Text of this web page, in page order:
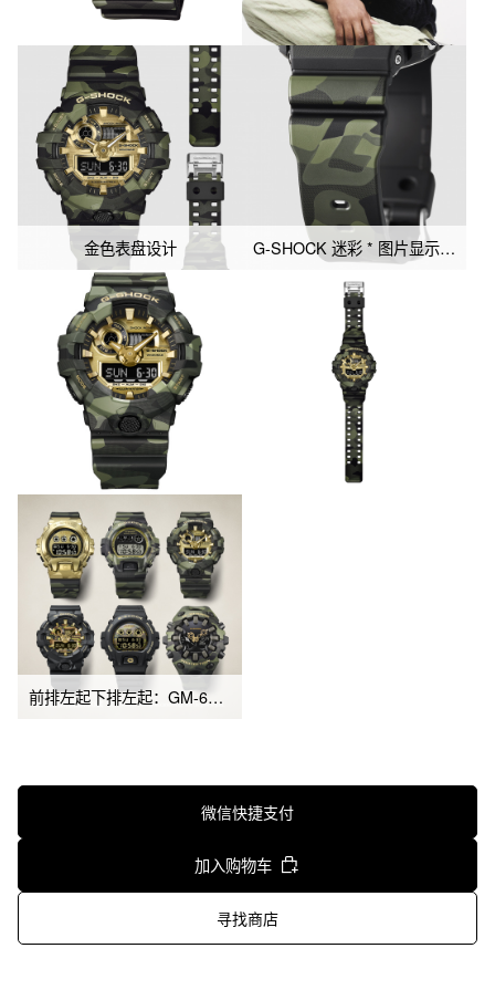
时标，每一个棱角分明的动态造型细节都追求高质感，展现出G-
SHOCK特有的街头风格。 DW-6900CF / GA-700CF：采用黑色表
圈表带搭配迷彩表盘的组合设计，以覆盖整个表盘的迷彩图案来突
出其富有特色的表盘设计。各处加入金色点缀，其中GA‑700CF的
时针、分针等部位则施以金色镀膜，采用彩色反显液晶，使整体色
调协调统一。
金色表盘设计 G-SHOCK 迷彩 * 图片显示的是 DW-6900CMG-3。
前排左起下排左起：GM-6900CMG-3、DW-6900CMG-3、GA-700CMG-3AGA-700CF-1A、DW-6900CF-1、GA-V01CMG-3A
微信快捷支付
加入购物车
寻找商店